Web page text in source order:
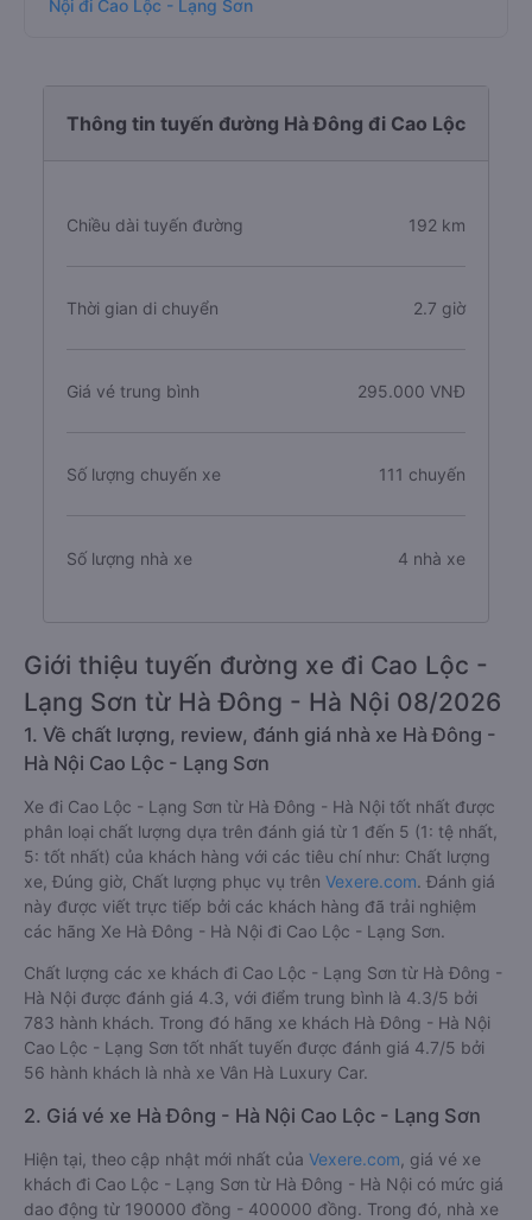
Nội đi Cao Lộc - Lạng Sơn
Thông tin tuyến đường Hà Đông đi Cao Lộc
Chiều dài tuyến đường 192 km
Thời gian di chuyển 2.7 giờ
Giá vé trung bình 295.000 VNĐ
Số lượng chuyến xe 111 chuyến
Số lượng nhà xe 4 nhà xe
Giới thiệu tuyến đường xe đi Cao Lộc -
Lạng Sơn từ Hà Đông - Hà Nội 08/2026
1. Về chất lượng, review, đánh giá nhà xe Hà Đông -
Hà Nội Cao Lộc - Lạng Sơn
Xe đi Cao Lộc - Lạng Sơn từ Hà Đông - Hà Nội tốt nhất được
phân loại chất lượng dựa trên đánh giá từ 1 đến 5 (1: tệ nhất,
5: tốt nhất) của khách hàng với các tiêu chí như: Chất lượng
xe, Đúng giờ, Chất lượng phục vụ trên Vexere.com. Đánh giá
này được viết trực tiếp bởi các khách hàng đã trải nghiệm
các hãng Xe Hà Đông - Hà Nội đi Cao Lộc - Lạng Sơn.
Chất lượng các xe khách đi Cao Lộc - Lạng Sơn từ Hà Đông -
Hà Nội được đánh giá 4.3, với điểm trung bình là 4.3/5 bởi
783 hành khách. Trong đó hãng xe khách Hà Đông - Hà Nội
Cao Lộc - Lạng Sơn tốt nhất tuyến được đánh giá 4.7/5 bởi
56 hành khách là nhà xe Vân Hà Luxury Car.
2. Giá vé xe Hà Đông - Hà Nội Cao Lộc - Lạng Sơn
Hiện tại, theo cập nhật mới nhất của Vexere.com , giá vé xe
khách đi Cao Lộc - Lạng Sơn từ Hà Đông - Hà Nội có mức giá
dao động từ 190000 đồng - 400000 đồng. Trong đó, nhà xe